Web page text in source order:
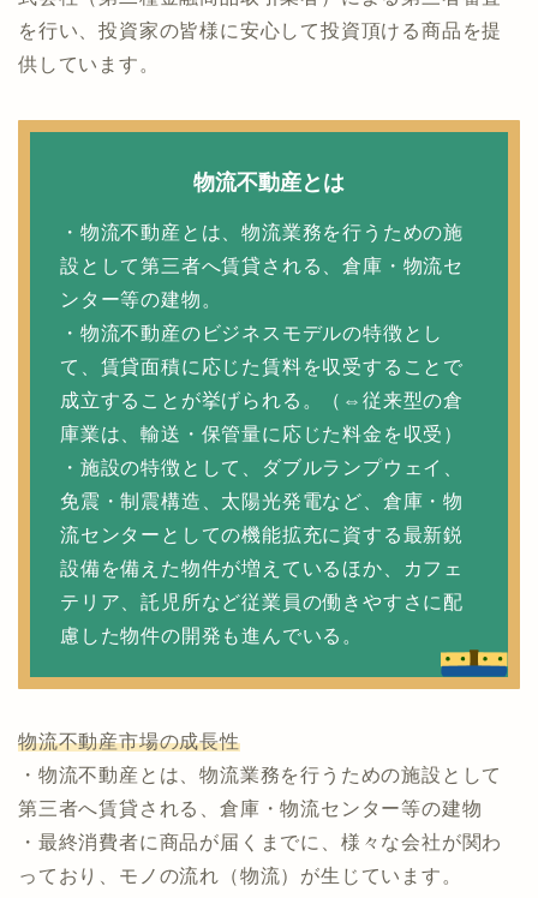
を行い、投資家の皆様に安心して投資頂ける商品を提
供しています。
物流不動産とは
・物流不動産とは、物流業務を行うための施
設として第三者へ賃貸される、倉庫・物流セ
ンター等の建物。
・物流不動産のビジネスモデルの特徴とし
て、賃貸面積に応じた賃料を収受することで
成立することが挙げられる。（⇔従来型の倉
庫業は、輸送・保管量に応じた料金を収受）
・施設の特徴として、ダブルランプウェイ、
免震・制震構造、太陽光発電など、倉庫・物
流センターとしての機能拡充に資する最新鋭
設備を備えた物件が増えているほか、カフェ
テリア、託児所など従業員の働きやすさに配
慮した物件の開発も進んでいる。
物流不動産市場の成長性
・物流不動産とは、物流業務を行うための施設として
第三者へ賃貸される、倉庫・物流センター等の建物
・最終消費者に商品が届くまでに、様々な会社が関わ
っており、モノの流れ（物流）が生じています。